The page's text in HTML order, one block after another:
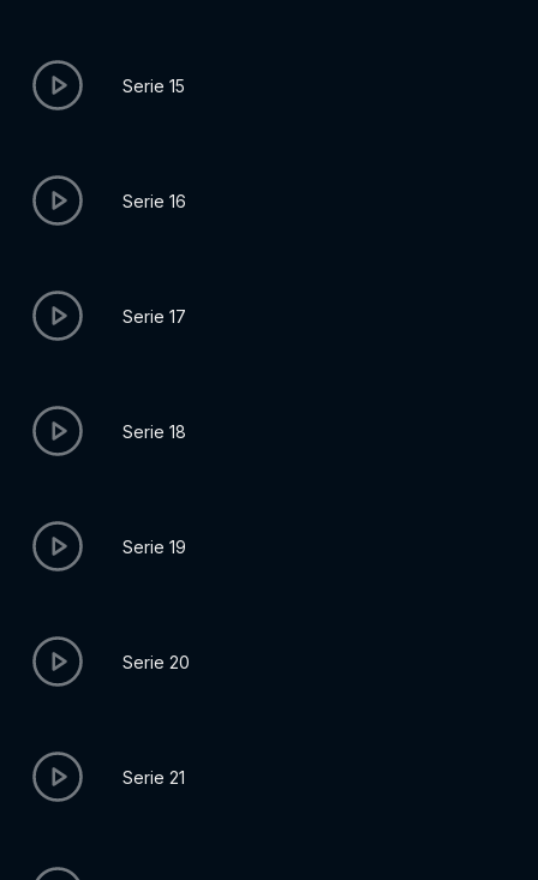
Serie 15
Serie 16
Serie 17
Serie 18
Serie 19
Serie 20
Serie 21